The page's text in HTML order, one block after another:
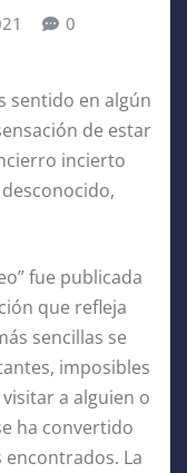
0
sentido en algún
de estar
incierto
fue publicada
que refleja
sencillas se
imposibles
a alguien o
ha convertido
La